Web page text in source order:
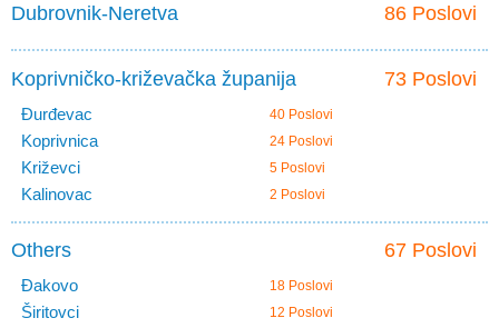
86 Poslovi
Dubrovnik-Neretva
73 Poslovi
Koprivničko-križevačka županija
Đurđevac 40 Poslovi
Koprivnica 24 Poslovi
Križevci 5 Poslovi
Kalinovac 2 Poslovi
67 Poslovi
Others
Đakovo 18 Poslovi
Širitovci 12 Poslovi